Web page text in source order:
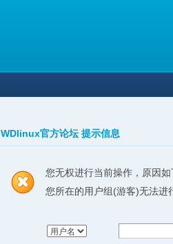
WDlinux官方论坛 提示信息
您无权进行当前操作，原因如
您所在的用户组(游客)无法进